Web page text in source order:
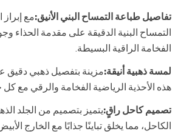
تفاصيل طباعة التمساح البني الأنيق:مع
التمساح البنية الدقيقة على مقدمة الحذاء
الفخامة الراقية البسيطة.
لمسة ذهبية أنيقة:مزينة بتفصيل ذهبي دقيق
هذه الأحذية الرياضية الفخامة والرقي مع
تصميم كاحل راقٍ:يتميز بتصميم من الجلد
الكاحل، مما يخلق تباينًا جذابًا مع الخارج